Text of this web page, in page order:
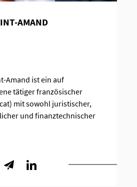
AMAND
Amand ist ein auf
tätiger französischer
mit sowohl juristischer,
und finanztechnischer